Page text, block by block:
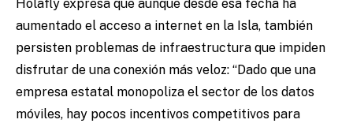
Holafly expresa que aunque desde esa fecha ha
aumentado el acceso a internet en la Isla, también
persisten problemas de infraestructura que impiden
disfrutar de una conexión más veloz: “Dado que una
empresa estatal monopoliza el sector de los datos
móviles, hay pocos incentivos competitivos para